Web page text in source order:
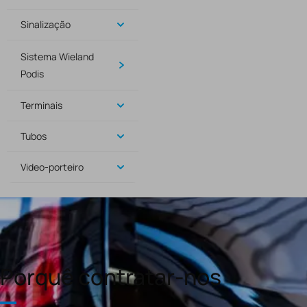
Sinalização
Sistema Wieland
Podis
Terminais
Tubos
Video-porteiro
Porquê contratar-nos